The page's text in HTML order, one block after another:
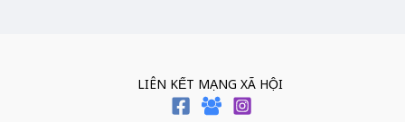
LIÊN KẾT MẠNG XÃ HỘI